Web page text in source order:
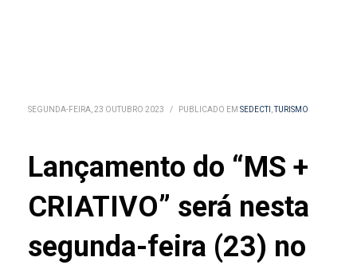
SEGUNDA-FEIRA, 23 OUTUBRO 2023 / PUBLICADO EM SEDECTI ,TURISMO
Lançamento do “MS +
CRIATIVO” será nesta
segunda-feira (23) no